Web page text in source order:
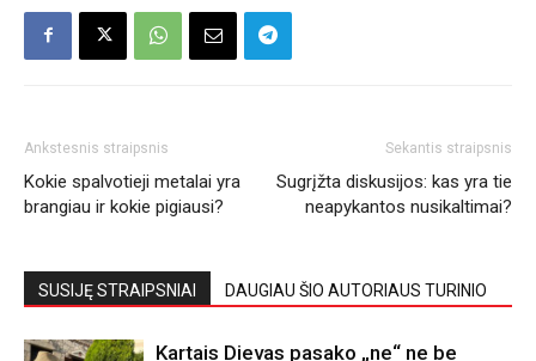
Ankstesnis straipsnis
Kokie spalvotieji metalai yra
brangiau ir kokie pigiausi?
Sekantis straipsnis
Sugrįžta diskusijos: kas yra tie
neapykantos nusikaltimai?
SUSIJĘ STRAIPSNIAI DAUGIAU ŠIO AUTORIAUS TURINIO
Kartais Dievas pasako „ne“ ne be